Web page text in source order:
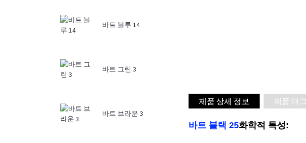
바트 블루 14
바트 그린 3
바트 브라운 3
제품 상세 정보 제품 태그
바트 블랙 25화학적 특성: